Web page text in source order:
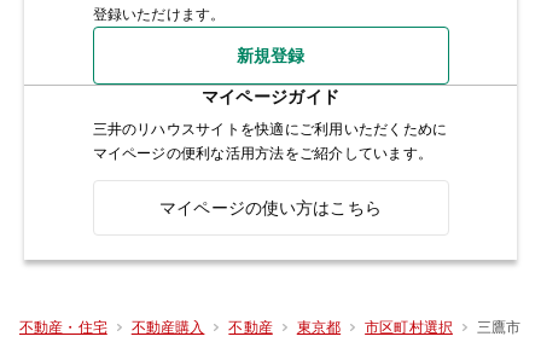
登録いただけます。
新規登録
マイページガイド
三井のリハウスサイトを快適にご利用いただくために
マイページの便利な活用方法をご紹介しています。
マイページの使い方はこちら
不動産・住宅 不動産購入 不動産 東京都 市区町村選択 三鷹市